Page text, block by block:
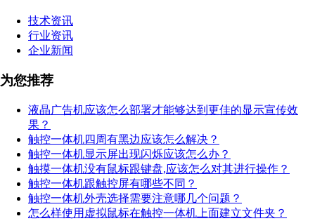
技术资讯
行业资讯
企业新闻
为您推荐
液晶广告机应该怎么部署才能够达到更佳的显示宣传效
果？
触控一体机四周有黑边应该怎么解决？
触控一体机显示屏出现闪烁应该怎么办？
触摸一体机没有鼠标跟键盘,应该怎么对其进行操作？
触控一体机跟触控屏有哪些不同？
触控一体机外壳选择需要注意哪几个问题？
怎么样使用虚拟鼠标在触控一体机上面建立文件夹？